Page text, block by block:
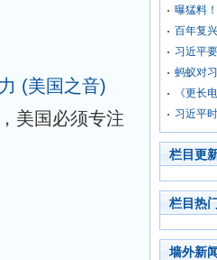
(美国之音)
美国必须专注
曝猛料
百年复
习近平
蚂蚁对
《更长
习近平
栏目更
栏目热
墙外新